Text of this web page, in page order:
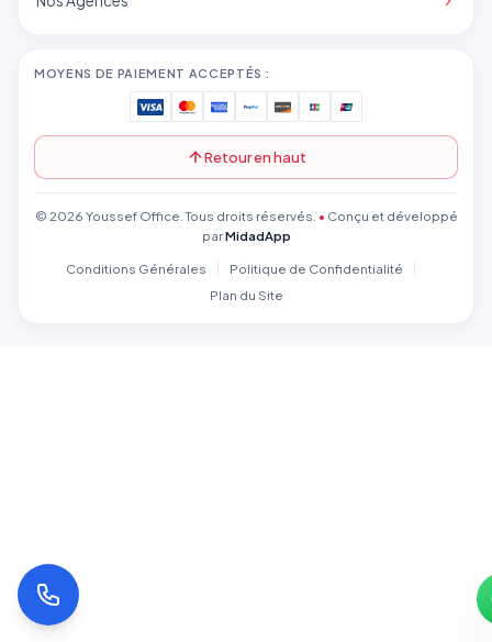
MOYENS DE PAIEMENT ACCEPTÉS :
Retour en haut
© 2026 Youssef Office. Tous droits réservés. • Conçu et développé
parMidadApp
Conditions Générales
Politique de Confidentialité
Plan du Site